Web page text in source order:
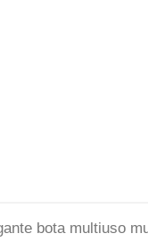
bota multiuso